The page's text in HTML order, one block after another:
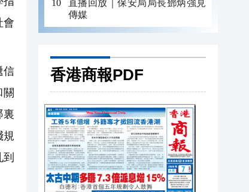
會
信
裏
規
直播回放｜保安局局長鄧炳強見
傳媒
香港商報PDF